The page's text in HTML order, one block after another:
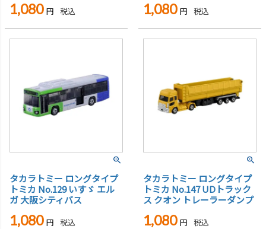
1,080 税込 1,080 税込
タカラトミー ロングタイプ
トミカ No.129 いすゞ エル
ガ 大阪シティバス
1,080 税込
タカラトミー ロングタイプ
トミカ No.147 UDトラック
ス クオン トレーラーダンプ
1,080 税込